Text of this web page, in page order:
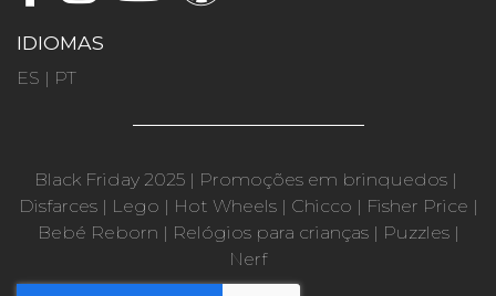
IDIOMAS
ES | PT
Black Friday 2025 | Promoções em brinquedos |
Disfarces| Lego | Hot Wheels| Chicco | Fisher Price |
Bebé Reborn | Relógios para crianças| Puzzles|
Nerf